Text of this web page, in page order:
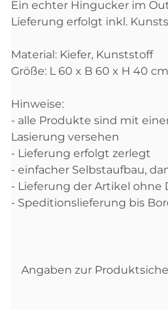
Ein echter Hingucker im
Lieferung erfolgt inkl.
Material: Kiefer, Kunststoff
Größe: L 60 x B 60 x H 40 cm
Hinweise:
- alle Produkte sind mit
Lasierung versehen
- Lieferung erfolgt zerlegt
- einfacher Selbstaufbau,
- Lieferung der Artikel ohne
- Speditionslieferung bis
Angaben zur